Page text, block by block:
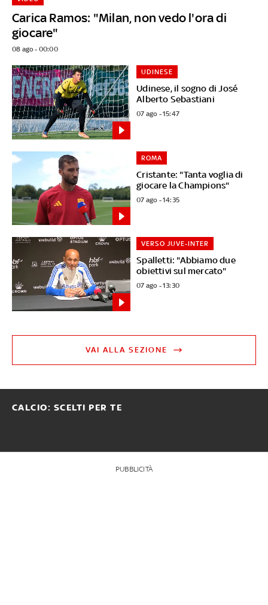
Carica Ramos: "Milan, non vedo l'ora di
giocare"
08 ago - 00:00
Udinese, il sogno di José
Alberto Sebastiani
UDINESE
07 ago - 15:47
Cristante: "Tanta voglia di
giocare la Champions"
ROMA
07 ago - 14:35
Spalletti: "Abbiamo due
obiettivi sul mercato"
VERSO JUVE-INTER
07 ago - 13:30
VAI ALLA SEZIONE
CALCIO: SCELTI PER TE
PUBBLICITÀ